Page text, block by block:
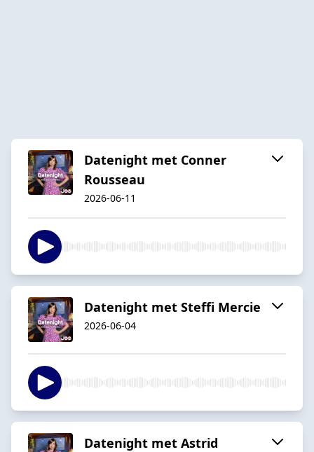
Datenight met Conner
Rousseau
2026-06-11
Datenight met Steffi Mercie
2026-06-04
Datenight met Astrid